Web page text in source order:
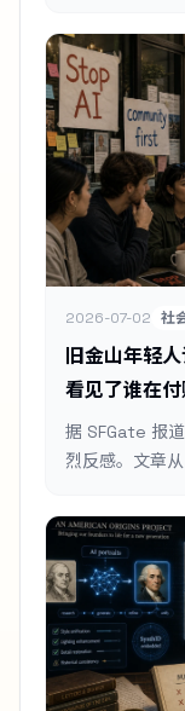
2026-07-02 社
旧金山年轻
看见了谁在
据 SFGate 报
烈反感。文章